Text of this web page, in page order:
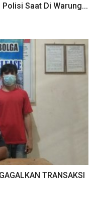
Saat Di Warung...
TRANSAKSI